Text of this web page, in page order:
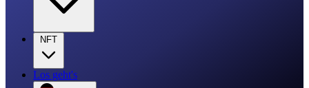
NFT
Los geht's